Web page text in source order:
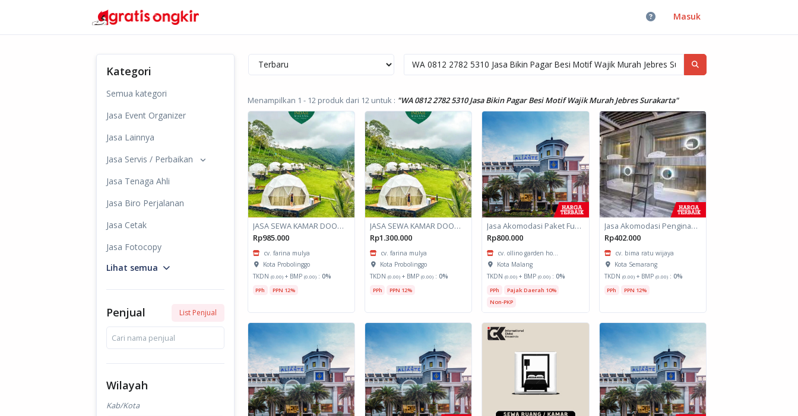
Masuk
Kategori
Semua kategori
Jasa Event Organizer
Jasa Lainnya
Jasa Servis / Perbaikan
Jasa Tenaga Ahli
Jasa Biro Perjalanan
Jasa Cetak
Jasa Fotocopy
Lihat semua
Penjual List Penjual
Cari nama penjual
Wilayah
Kab/Kota
Menampilkan 1 - 12 produk dari 12 untuk : "WA 0812 2782 5310 Jasa Bikin Pagar Besi Motif Wajik Murah Jebres Surakarta"
JASA SEWA KAMAR DOOM / GLAMPING kapasitas 2 orang
Rp985.000
cv. farina mulya
Kota Probolinggo
TKDN (0.00)+ BMP (0.00): 0%
PPh PPN 12%
JASA SEWA KAMAR DOOM / GLAMPING kapasitas 6 orang
Rp1.300.000
cv. farina mulya
Kota Probolinggo
TKDN (0.00)+ BMP (0.00): 0%
PPh PPN 12%
Jasa Akomodasi Paket Fullboard Twin Hotel Kota Malang
Rp800.000
cv. ollino garden ho...
Kota Malang
TKDN(0.00) + BMP(0.00) :0%
PPh
Pajak Daerah 10%
Non-PKP
Jasa Akomodasi Penginapan
Rp402.000
cv. bima ratu wijaya
Kota Semarang
TKDN (0.00)+ BMP (0.00): 0%
PPh PPN 12%